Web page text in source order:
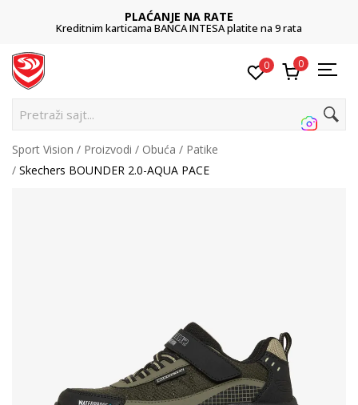
PLAĆANJE NA RATE
Kreditnim karticama BANCA INTESA platite na 9 rata
0 0
Pretraži sajt...
Sport Vision Proizvodi Obuća
Patike
Skechers BOUNDER 2.0-AQUA PACE